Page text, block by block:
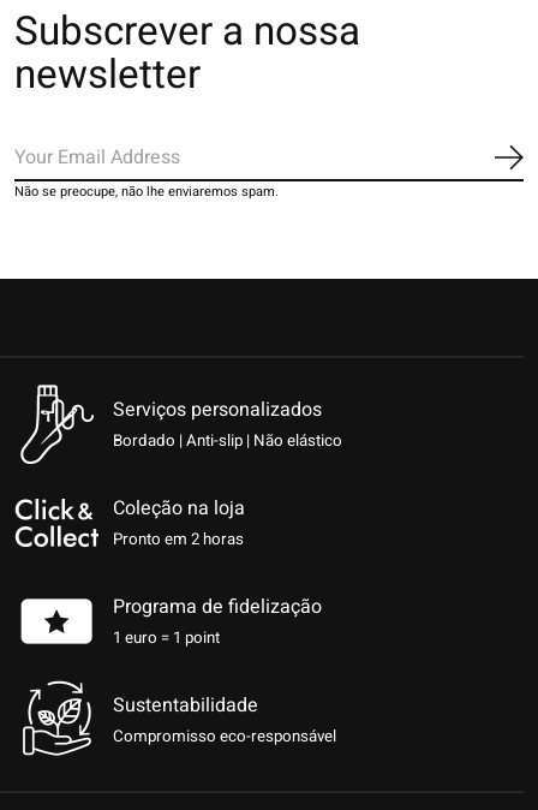
Subscrever a nossa
newsletter
Não se preocupe, não lhe enviaremos spam.
Serviços personalizados
Bordado | Anti-slip | Não elástico
Coleção na loja
Pronto em 2 horas
Programa de fidelização
1 euro = 1 point
Sustentabilidade
Compromisso eco-responsável